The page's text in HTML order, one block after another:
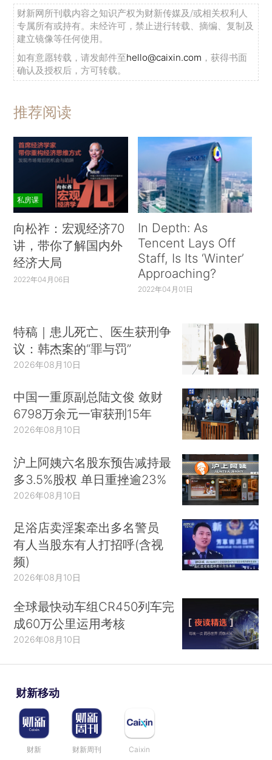
财新网所刊载内容之知识产权为财新传媒及/或相关权利人
专属所有或持有。未经许可，禁止进行转载、摘编、复制及
建立镜像等任何使用。
如有意愿转载，请发邮件至hello@caixin.com ，获得书面
确认及授权后，方可转载。
推荐阅读
私房课
向松祚：宏观经济70
讲，带你了解国内外
经济大局
2022年04月06日
In Depth: As
Tencent Lays Off
Staff, Is Its ‘Winter’
Approaching?
2022年04月01日
特稿｜患儿死亡、医生获刑争
议：韩杰案的“罪与罚”
2026年08月10日
中国一重原副总陆文俊 敛财
6798万余元一审获刑15年
2026年08月10日
沪上阿姨六名股东预告减持最
多3.5%股权 单日重挫逾23%
2026年08月10日
足浴店卖淫案牵出多名警员
有人当股东有人打招呼(含视
频)
2026年08月10日
全球最快动车组CR450列车完
成60万公里运用考核
2026年08月10日
财新移动
财新 财新周刊 Caixin